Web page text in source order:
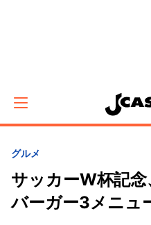
グルメ
サッカーW杯記
バーガー3メニ